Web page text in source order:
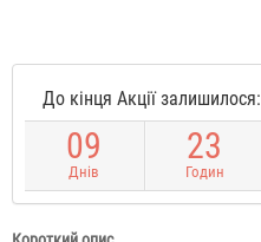
До кінця Акції залишилося:
09
Днів
23
Годин